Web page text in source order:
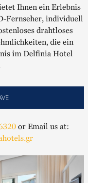
Ihnen ein Erlebnis
Fernseher, individuell
drahtloses
die ein
im Delfinia Hotel
or Email us at: